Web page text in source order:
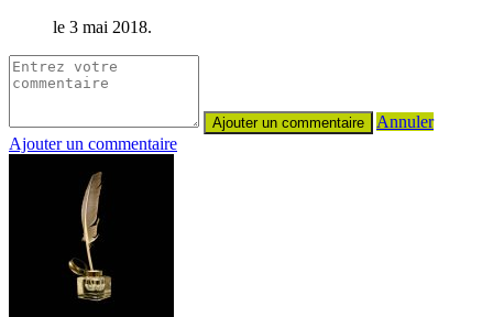
le 3 mai 2018.
Annuler
Ajouter un commentaire